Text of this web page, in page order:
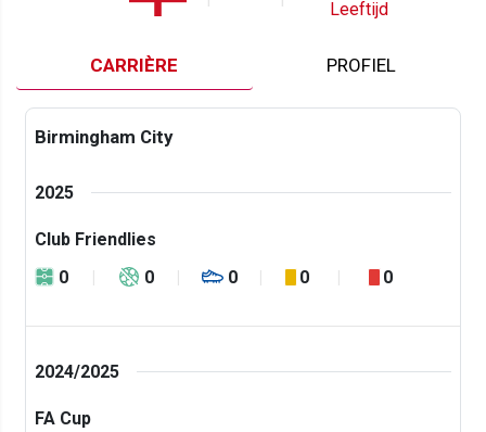
Leeftijd
CARRIÈRE PROFIEL
Birmingham City
2025
Club Friendlies
0
0 0 0 0
2024/2025
FA Cup